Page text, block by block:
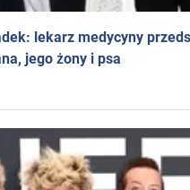
lekarz medycyny
jego żony i psa